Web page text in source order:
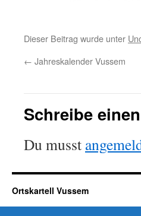
Dieser Beitrag wurde unter
← Jahreskalender Vussem
Schreibe
Du musst
Ortskartell Vussem